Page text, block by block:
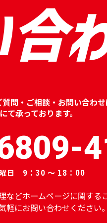
問・ご相談・お問い合わせ
て承っております。
日 9：30 ～ 18：00
どホームページに関する
軽にお問い合わせください。